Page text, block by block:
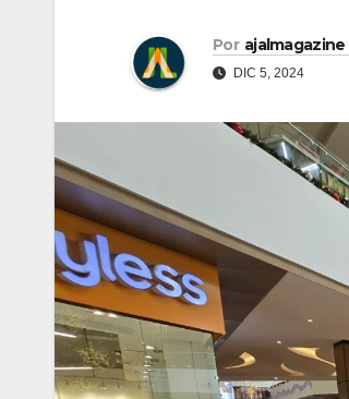
Por ajalmagazine
DIC 5, 2024